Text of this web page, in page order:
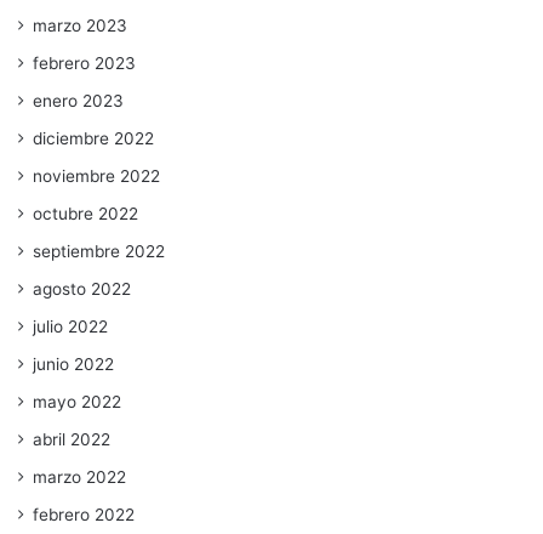
marzo 2023
febrero 2023
enero 2023
diciembre 2022
noviembre 2022
octubre 2022
septiembre 2022
agosto 2022
julio 2022
junio 2022
mayo 2022
abril 2022
marzo 2022
febrero 2022